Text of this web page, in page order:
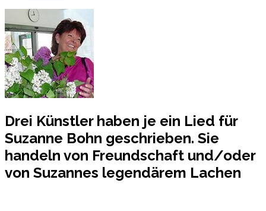
Drei Künstler haben je ein Lied für
Suzanne Bohn geschrieben. Sie
handeln von Freundschaft und/oder
von Suzannes legendärem Lachen